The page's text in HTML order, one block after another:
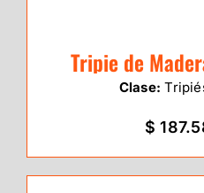
Tripie de
Clase:
$